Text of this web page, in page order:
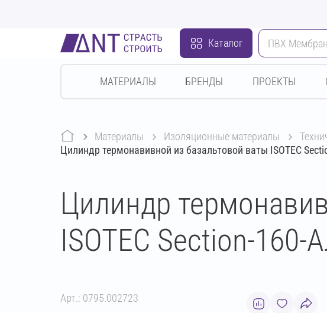
Каталог
МАТЕРИАЛЫ БРЕНДЫ ПРОЕКТЫ
Материалы изоляционные материалы
Цилиндр термонавивной из базальтовой ваты ISOTEC
Цилиндр
ISOTEC Section-
Арт.: 0795.002723